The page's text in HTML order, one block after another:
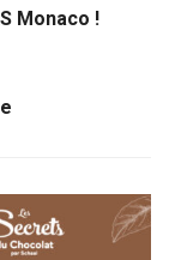
Monaco !